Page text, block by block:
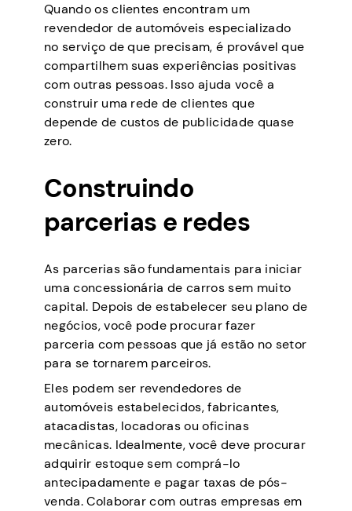
Quando os clientes encontram um
revendedor de automóveis especializado
no serviço de que precisam, é provável que
compartilhem suas experiências positivas
com outras pessoas. Isso ajuda você a
construir uma rede de clientes que
depende de custos de publicidade quase
zero.
Construindo
parcerias e redes
As parcerias são fundamentais para iniciar
uma concessionária de carros sem muito
capital. Depois de estabelecer seu plano de
negócios, você pode procurar fazer
parceria com pessoas que já estão no setor
para se tornarem parceiros.
Eles podem ser revendedores de
automóveis estabelecidos, fabricantes,
atacadistas, locadoras ou oficinas
mecânicas. Idealmente, você deve procurar
adquirir estoque sem comprá-lo
antecipadamente e pagar taxas de pós-
venda. Colaborar com outras empresas em